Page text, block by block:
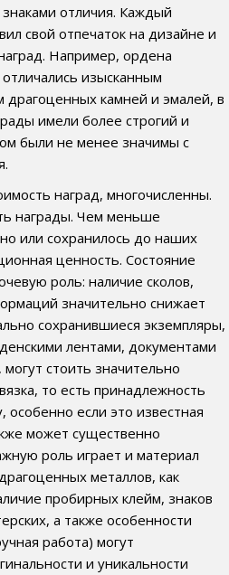
отличия. Каждый
свой отпечаток на дизайне и
Например, ордена
изысканным
драгоценных камней и эмалей, в
имели более строгий и
были не менее значимы с
наград, многочисленны.
награды. Чем меньше
или сохранилось до наших
ценность. Состояние
роль: наличие сколов,
значительно снижает
сохранившиеся экземпляры,
лентами, документами
стоить значительно
то есть принадлежность
особенно если это известная
может существенно
роль играет и материал
металлов, как
пробирных клейм, знаков
а также особенности
работа) могут
и уникальности